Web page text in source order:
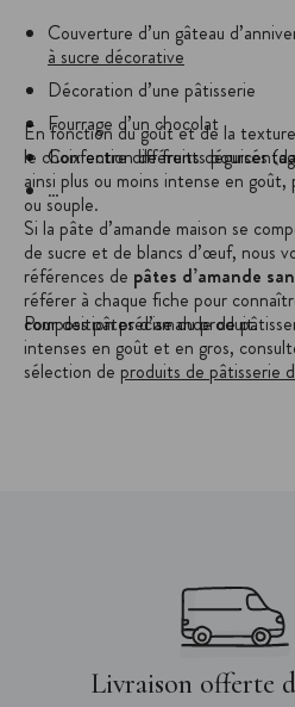
Couverture d’un gâteau
à sucre décorative
Décoration d’une pâtisserie
Fourrage d’un chocolat
Confection de fruits déguisés
…
En fonction du goût et de la
le choix entre différents
ainsi plus ou moins intense en
ou souple.
Si la pâte d’amande maison se
de sucre et de blancs d’œuf, nous
références de pâtes d’amande
référer à chaque fiche pour
composition précise du produit.
Pour des pâtes d’amande de
intenses en goût et en gros,
sélection de produits de pâtisserie
Livraison offerte